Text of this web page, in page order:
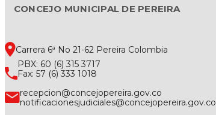
CONCEJO MUNICIPAL DE PEREIRA
Carrera 6ª No 21-62 Pereira Colombia
PBX: 60 (6) 315 3717
Fax: 57 (6) 333 1018
recepcion@concejopereira.gov.co
notificacionesjudiciales@concejopereira.gov.co